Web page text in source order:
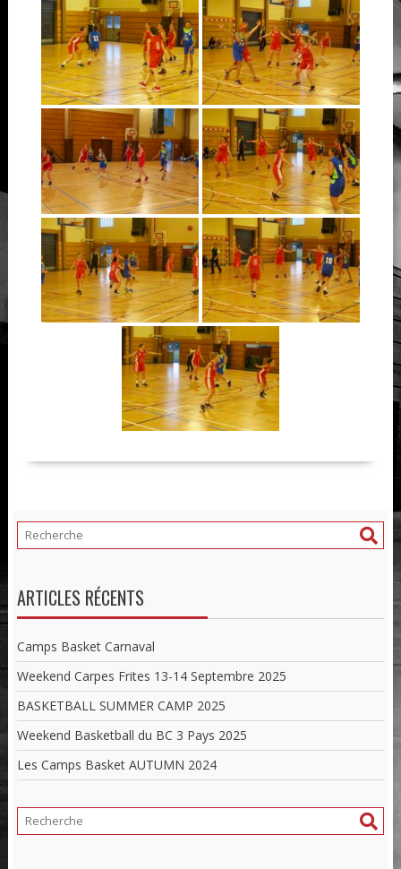
ARTICLES RÉCENTS
Camps Basket Carnaval
Weekend Carpes Frites 13-14 Septembre 2025
BASKETBALL SUMMER CAMP 2025
Weekend Basketball du BC 3 Pays 2025
Les Camps Basket AUTUMN 2024